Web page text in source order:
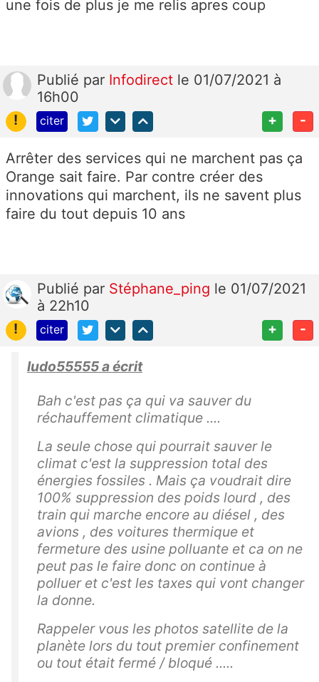
une fois de plus je me relis apres coup
Publié par Infodirect le 01/07/2021 à
16h00
!
citer + -
Arrêter des services qui ne marchent pas ça
Orange sait faire. Par contre créer des
innovations qui marchent, ils ne savent plus
faire du tout depuis 10 ans
Publié par Stéphane_ping le 01/07/2021
à 22h10
!
citer + -
ludo55555 a écrit
Bah c'est pas ça qui va sauver du
réchauffement climatique ....
La seule chose qui pourrait sauver le
climat c'est la suppression total des
énergies fossiles . Mais ça voudrait dire
100% suppression des poids lourd , des
train qui marche encore au diésel , des
avions , des voitures thermique et
fermeture des usine polluante et ca on ne
peut pas le faire donc on continue à
polluer et c'est les taxes qui vont changer
la donne.
Rappeler vous les photos satellite de la
planète lors du tout premier confinement
ou tout était fermé / bloqué .....